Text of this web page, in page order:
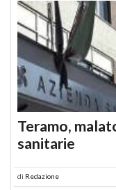
Teramo,
sanitarie
di Redazione